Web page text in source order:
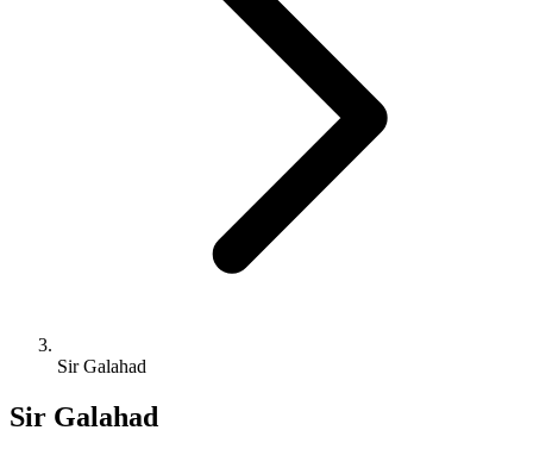
Sir Galahad
Sir Galahad